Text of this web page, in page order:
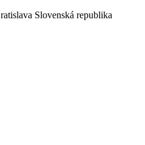
Slovenská republika